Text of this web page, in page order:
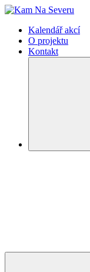
Kalendář akcí
O projektu
Kontakt